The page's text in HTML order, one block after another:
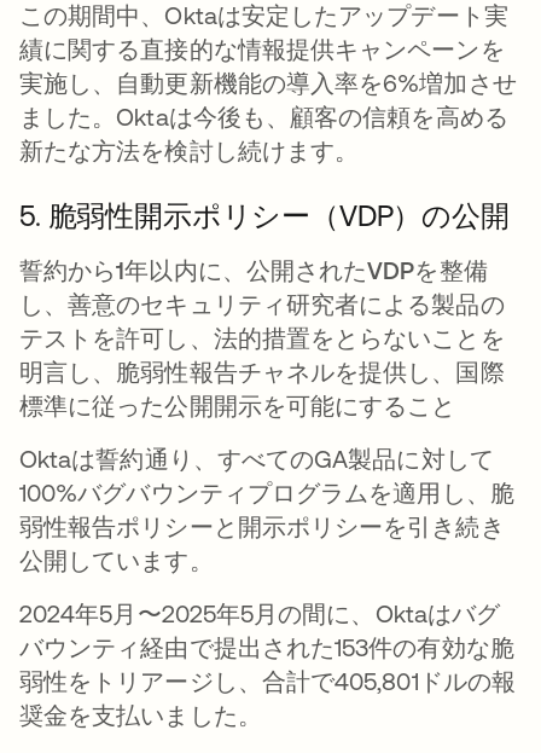
この期間中、Oktaは安定したアップデート実
績に関する直接的な情報提供キャンペーンを
実施し、自動更新機能の導入率を6%増加させ
ました。Oktaは今後も、顧客の信頼を高める
新たな方法を検討し続けます。
5. 脆弱性開示ポリシー（VDP）の公開
誓約から1年以内に、公開されたVDPを整備
し、善意のセキュリティ研究者による製品の
テストを許可し、法的措置をとらないことを
明言し、脆弱性報告チャネルを提供し、国際
標準に従った公開開示を可能にすること
Oktaは誓約通り、すべてのGA製品に対して
100%バグバウンティプログラムを適用し、脆
弱性報告ポリシーと開示ポリシーを引き続き
公開しています。
2024年5月〜2025年5月の間に、Oktaはバグ
バウンティ経由で提出された153件の有効な脆
弱性をトリアージし、合計で405,801ドルの報
奨金を支払いました。